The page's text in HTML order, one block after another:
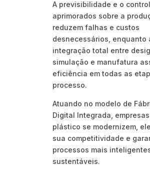
A previsibilidade e o
aprimorados sobre a
reduzem falhas e custos
desnecessários, enquanto
integração total entre
simulação e manufatura
eficiência em todas as
processo.
Atuando no modelo de
Digital Integrada,
plástico se modernizem,
sua competitividade e
processos mais
sustentáveis.